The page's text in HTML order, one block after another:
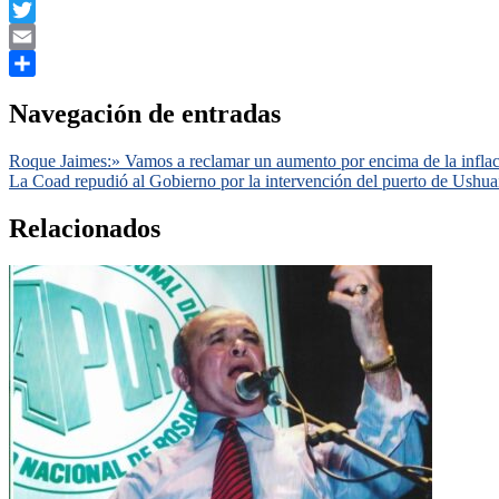
Facebook
Twitter
Email
Navegación de entradas
Roque Jaimes:» Vamos a reclamar un aumento por encima de la
La Coad repudió al Gobierno por la intervención del puerto de
Relacionados